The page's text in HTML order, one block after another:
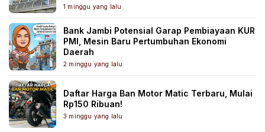
1 minggu yang lalu
Bank Jambi Potensial Garap Pembiayaan KUR
PMI, Mesin Baru Pertumbuhan Ekonomi
Daerah
2 minggu yang lalu
Daftar Harga Ban Motor Matic Terbaru, Mulai
Rp150 Ribuan!
3 minggu yang lalu